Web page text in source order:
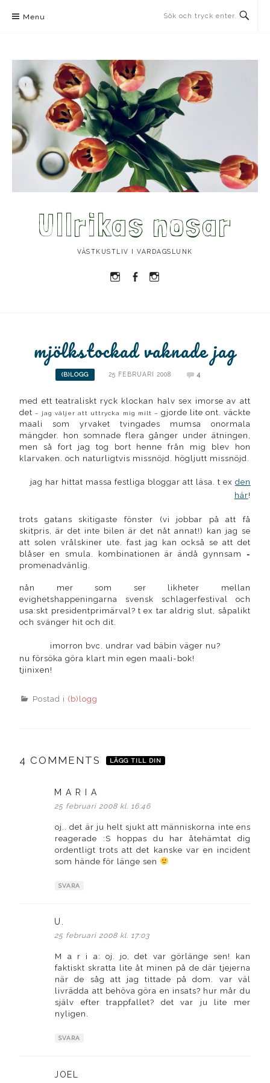
Menu
Ullrikas nosar
VÄSTKUSTLIV I VARDAGSLUNK
Instagram
Facebook
mjölkstockad vaknade jag
(B)LOGG 25 FEBRUARI 2008 4
med ett teatraliskt ryck klockan halv sex imorse av att
det – jag väljer att uttrycka mig milt – gjorde lite ont. väckte
maali som yrvaket tvingades mumsa onormala
mängder. hon somnade flera gånger under ätningen,
men så fort jag tog bort henne från mig blev hon
klarvaken. och naturligtvis missnöjd. högljutt missnöjd.
jag har hittat massa festliga bloggar att läsa. t ex den
här!
trots gatans skitigaste fönster (vi jobbar på att få
skitpris, är det inte bilen är det nåt annat!) kan jag se
att solen vrålskiner ute. fast jag kan också se att det
blåser en smula. kombinationen är ändå gynnsam =
promenadvänlig.
nån mer som ser likheter mellan
evighetshappeningarna svensk schlagerfestival och
usa:skt presidentprimärval? t ex tar aldrig slut, såpalikt
och svänger hit och dit.
imorron bvc. undrar vad bäbin väger nu?
nu försöka göra klart min egen maali-bok!
tjinixen!
Postad i (b)logg
4 COMMENTS LÄGG TILL DIN
M A R I A
25 februari 2008 kl. 16:46
oj.. det är ju helt sjukt att människorna inte ens
reagerade :S hoppas du har åtehämtat dig
ordentligt trots att det kanske var en incident
som hände för länge sen
SVARA
U.
25 februari 2008 kl. 17:03
M a r i a: oj. jo, det var görlänge sen! kan
faktiskt skratta lite åt minen på de där tjejerna
när de såg att jag tittade på dom. var väl
livrädda att behöva göra en insats? hur mår du
själv efter trappfallet? det var ju lite mer
nyligen.
SVARA
JOEL